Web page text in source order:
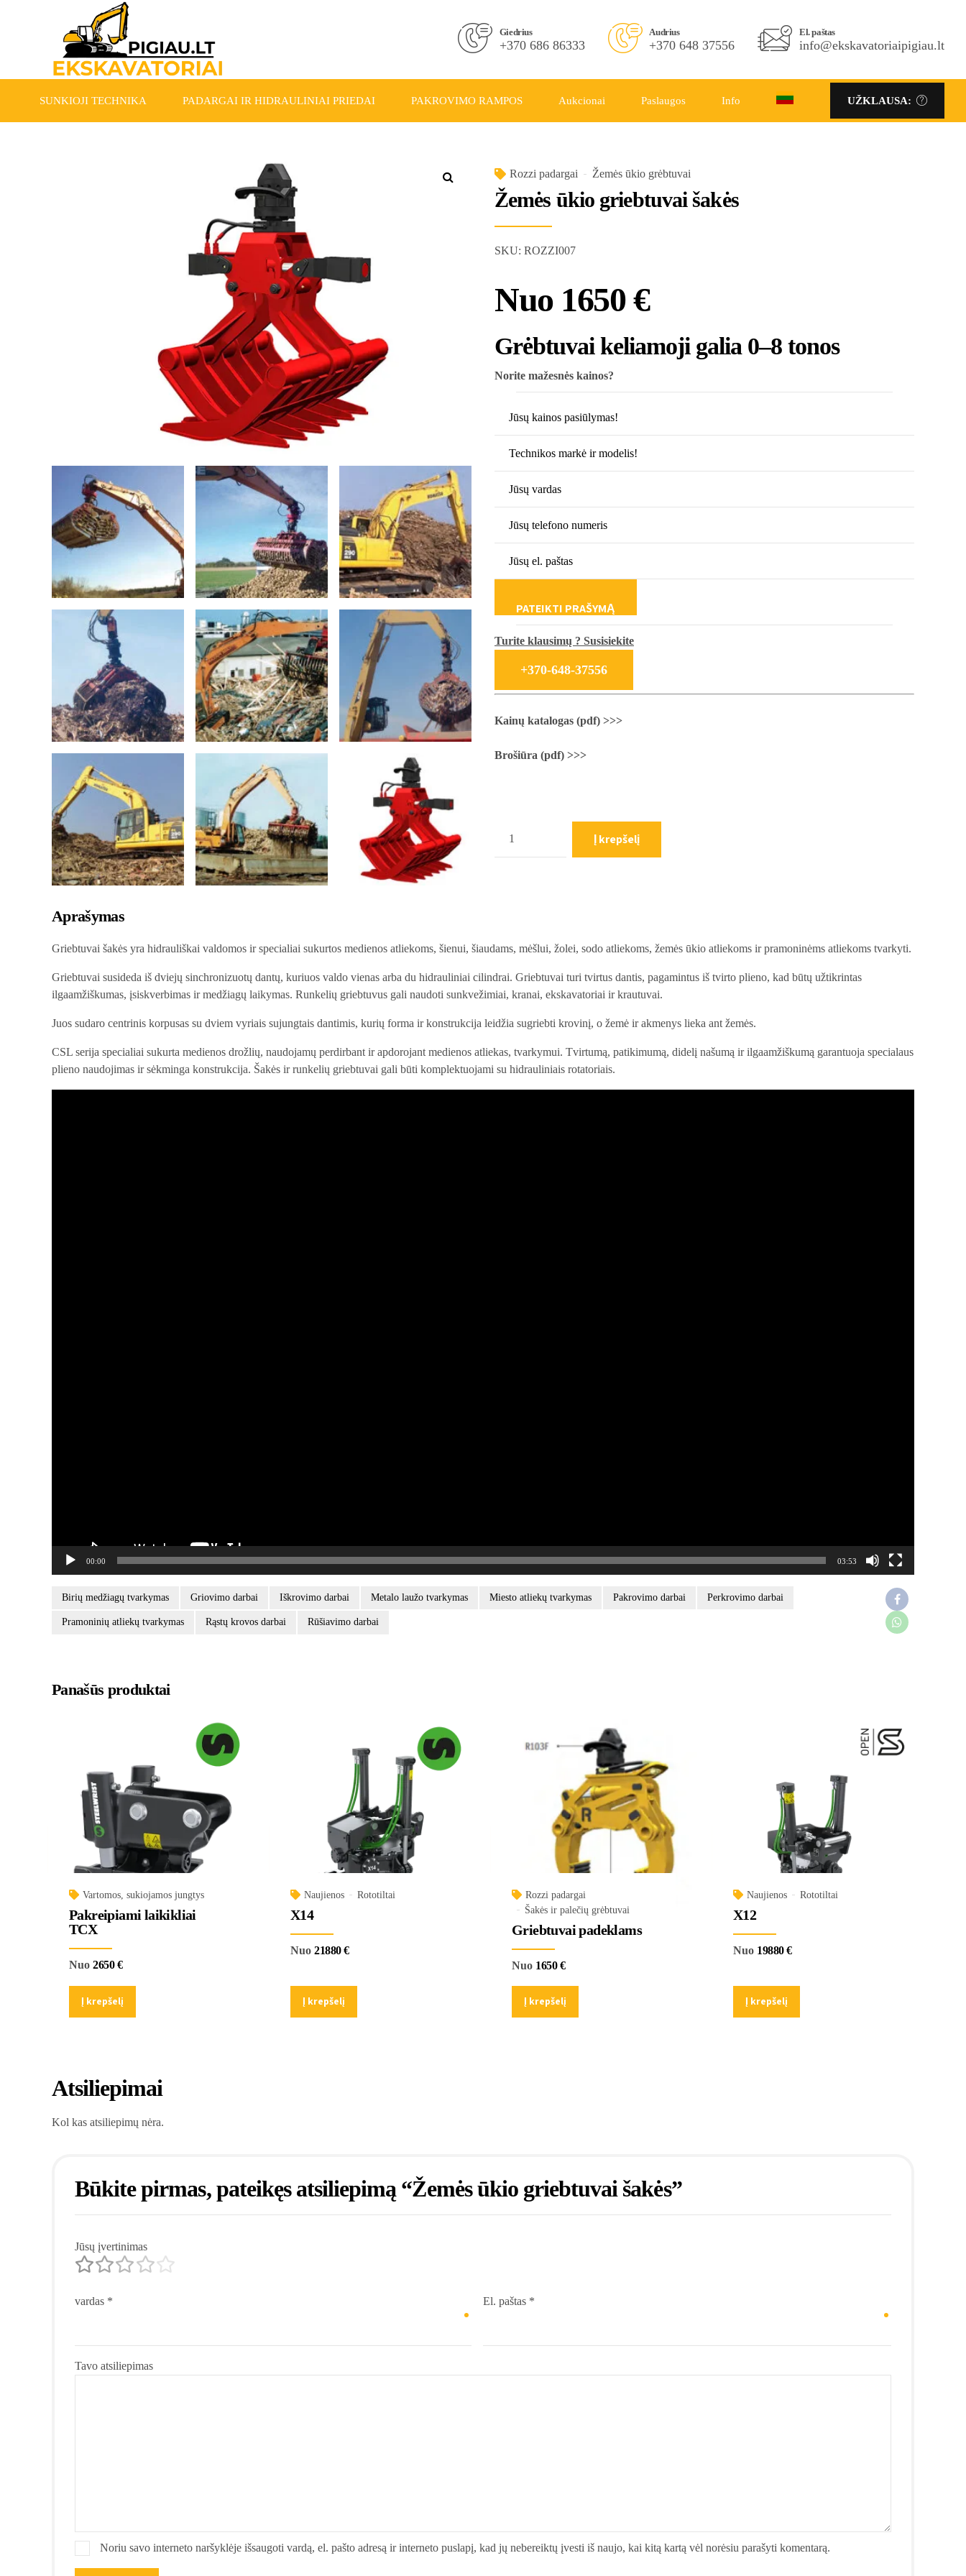
Telefono Nr.
+370 686 86333
El. paštas
info@ekskavatoriaipigiau.lt
UŽKLAUSA:
Giedrius
+370 686 86333
Audrius
+370 648 37556
El. paštas
info@ekskavatoriaipigiau.lt
UŽKLAUSA:
SUNKIOJI TECHNIKA PADARGAI IR HIDRAULINIAI PRIEDAI PAKROVIMO RAMPOS Aukcionai Paslaugos Info
Rozzi padargai Žemės ūkio grėbtuvai
Žemės ūkio griebtuvai šakės
SKU: ROZZI007
Nuo 1650€
Grėbtuvai keliamoji galia 0–8 tonos
Norite mažesnės kainos?
Turite klausimų ? Susisiekite
+370-648-37556
Kainų katalogas (pdf) >>>
Brošiūra (pdf) >>>
Į krepšelį
Aprašymas
Griebtuvai šakės yra hidrauliškai valdomos ir specialiai sukurtos medienos atliekoms, šienui, šiaudams, mėšlui, žolei, sodo atliekoms, žemės ūkio atliekoms ir pramoninėms atliekoms tvarkyti.
Griebtuvai susideda iš dviejų sinchronizuotų dantų, kuriuos valdo vienas arba du hidrauliniai cilindrai. Griebtuvai turi tvirtus dantis, pagamintus iš tvirto plieno, kad būtų užtikrintas
ilgaamžiškumas, įsiskverbimas ir medžiagų laikymas. Runkelių griebtuvus gali naudoti sunkvežimiai, kranai, ekskavatoriai ir krautuvai.
Juos sudaro centrinis korpusas su dviem vyriais sujungtais dantimis, kurių forma ir konstrukcija leidžia sugriebti krovinį, o žemė ir akmenys lieka ant žemės.
CSL serija specialiai sukurta medienos drožlių, naudojamų perdirbant ir apdorojant medienos atliekas, tvarkymui. Tvirtumą, patikimumą, didelį našumą ir ilgaamžiškumą garantuoja specialaus
plieno naudojimas ir sėkminga konstrukcija. Šakės ir runkelių griebtuvai gali būti komplektuojami su hidrauliniais rotatoriais.
00:00 03:53
Birių medžiagų tvarkymas Griovimo darbai Iškrovimo darbai Metalo laužo tvarkymas Miesto atliekų tvarkymas Pakrovimo darbai Perkrovimo darbai
Pramoninių atliekų tvarkymas Rąstų krovos darbai Rūšiavimo darbai
Panašūs produktai
Vartomos, sukiojamos jungtys
Pakreipiami laikikliai
TCX
Nuo 2650€
Į krepšelį
Naujienos Rototiltai
X14
Nuo 21880€
Į krepšelį
Rozzi padargai
Šakės ir palečių grėbtuvai
Griebtuvai padeklams
Nuo 1650€
Į krepšelį
Naujienos Rototiltai
X12
Nuo 19880€
Į krepšelį
Atsiliepimai
Kol kas atsiliepimų nėra.
Būkite pirmas, pateikęs atsiliepimą “Žemės ūkio griebtuvai šakės”
Jūsų įvertinimas
Tavo atsiliepimas
vardas * El. paštas *
Noriu savo interneto naršyklėje išsaugoti vardą, el. pašto adresą ir interneto puslapį, kad jų nebereiktų įvesti iš naujo, kai kitą kartą vėl norėsiu parašyti komentarą.